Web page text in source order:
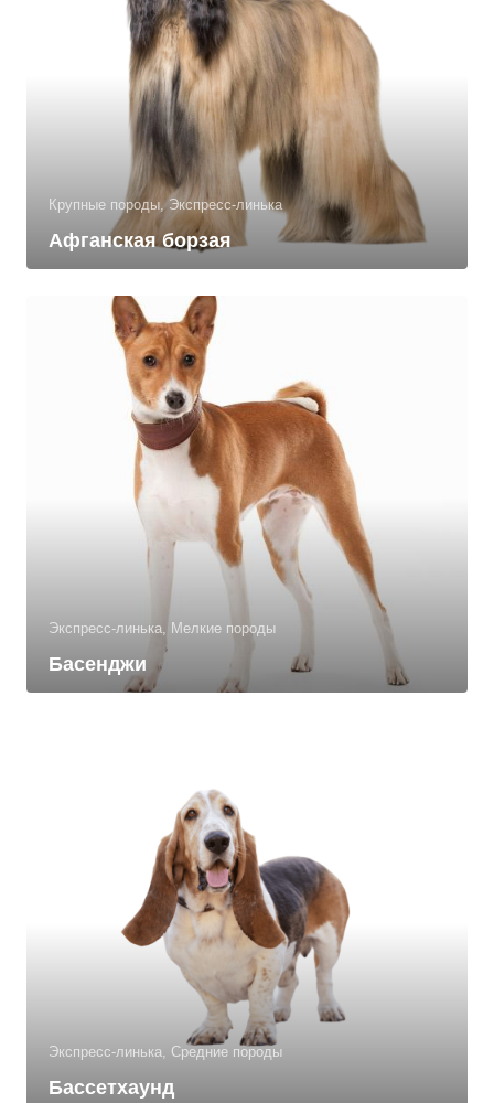
Крупные породы, Экспресс-линька
Афганская борзая
Экспресс-линька, Мелкие породы
Басенджи
Экспресс-линька, Средние породы
Бассетхаунд